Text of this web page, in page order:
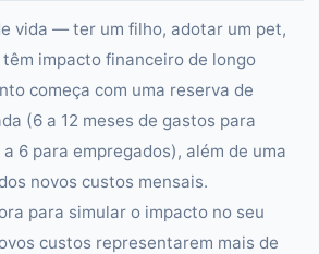
vida — ter um filho, adotar um pet,
impacto financeiro de longo
começa com uma reserva de
(6 a 12 meses de gastos para
6 para empregados), além de uma
novos custos mensais.
para simular o impacto no seu
custos representarem mais de